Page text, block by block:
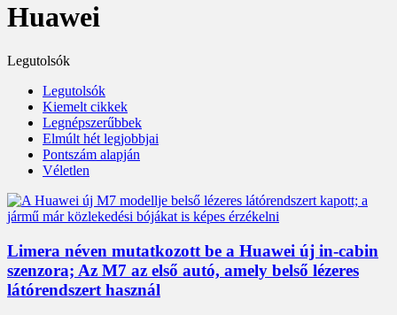
Huawei
Legutolsók
Legutolsók
Kiemelt cikkek
Legnépszerűbbek
Elmúlt hét legjobbjai
Pontszám alapján
Véletlen
Limera néven mutatkozott be a Huawei új in-cabin
szenzora; Az M7 az első autó, amely belső lézeres
látórendszert használ